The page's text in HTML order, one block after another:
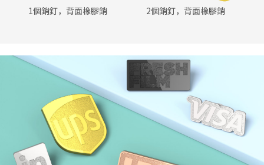
1個銷釘，背面橡膠銷 2個銷釘，背面橡膠銷